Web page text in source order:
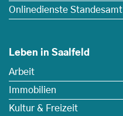
Onlinedienste Standesamt
Leben in Saalfeld
Arbeit
Immobilien
Kultur & Freizeit